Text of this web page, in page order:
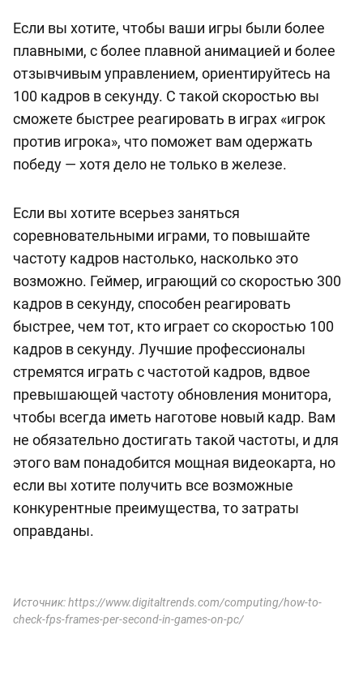
Если вы хотите, чтобы ваши игры были более
плавными, с более плавной анимацией и более
отзывчивым управлением, ориентируйтесь на
100 кадров в секунду. С такой скоростью вы
сможете быстрее реагировать в играх «игрок
против игрока», что поможет вам одержать
победу — хотя дело не только в железе.
Если вы хотите всерьез заняться
соревновательными играми, то повышайте
частоту кадров настолько, насколько это
возможно. Геймер, играющий со скоростью 300
кадров в секунду, способен реагировать
быстрее, чем тот, кто играет со скоростью 100
кадров в секунду. Лучшие профессионалы
стремятся играть с частотой кадров, вдвое
превышающей частоту обновления монитора,
чтобы всегда иметь наготове новый кадр. Вам
не обязательно достигать такой частоты, и для
этого вам понадобится мощная видеокарта, но
если вы хотите получить все возможные
конкурентные преимущества, то затраты
оправданы.
Источник: https://www.digitaltrends.com/computing/how-to-
check-fps-frames-per-second-in-games-on-pc/